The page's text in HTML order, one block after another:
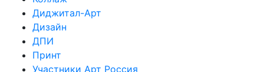
Диджитал-Арт
Дизайн
ДПИ
Принт
Участники Арт Россия